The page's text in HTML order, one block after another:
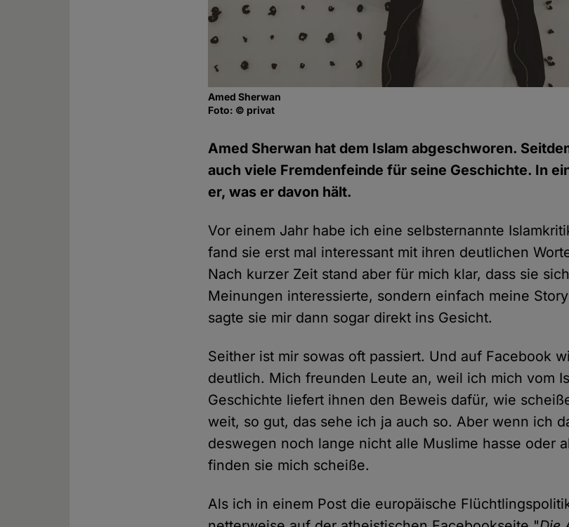
Amed Sherwan
Foto: © privat
Amed Sherwan hat dem Islam abgeschworen.
auch viele Fremdenfeinde für seine Geschichte. In
er, was er davon hält.
Vor einem Jahr habe ich eine selbsternannte
fand sie erst mal interessant mit ihren deutlichen
Nach kurzer Zeit stand aber für mich klar, dass sie
Meinungen interessierte, sondern einfach meine
sagte sie mir dann sogar direkt ins Gesicht.
Seither ist mir sowas oft passiert. Und auf Facebook
deutlich. Mich freunden Leute an, weil ich mich vom
Geschichte liefert ihnen den Beweis dafür, wie
weit, so gut, das sehe ich ja auch so. Aber wenn ich
deswegen noch lange nicht alle Muslime hasse oder
finden sie mich scheiße.
Als ich in einem Post die europäische